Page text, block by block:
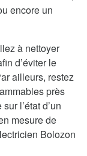
encore un
à nettoyer
d’éviter le
ailleurs, restez
près
l’état d’un
mesure de
Bolozon